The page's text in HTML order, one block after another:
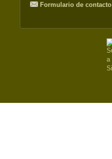
Formulario de contacto